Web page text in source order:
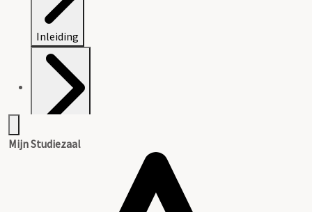
Inleiding
Mijn Studiezaal